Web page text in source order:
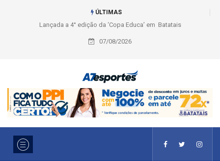
ÚLTIMAS
Liga 2026: Equipes rompem com a LABE na Série Ouro e entidade define
a 2° fase, times e formato
07/08/2026